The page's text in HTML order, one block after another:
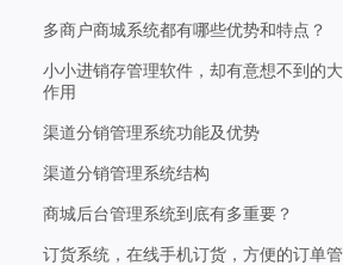
多商户商城系统都有哪些优势和特点？
小小进销存管理软件，却有意想不到的大
作用
渠道分销管理系统功能及优势
渠道分销管理系统结构
商城后台管理系统到底有多重要？
订货系统，在线手机订货，方便的订单管